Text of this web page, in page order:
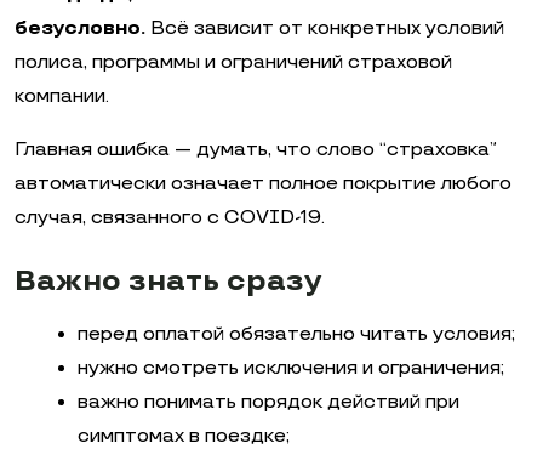
безусловно. Всё зависит от конкретных условий
полиса, программы и ограничений страховой
компании.
Главная ошибка — думать, что слово “страховка”
автоматически означает полное покрытие любого
случая, связанного с COVID-19.
Важно знать сразу
перед оплатой обязательно читать условия;
нужно смотреть исключения и ограничения;
важно понимать порядок действий при
симптомах в поездке;